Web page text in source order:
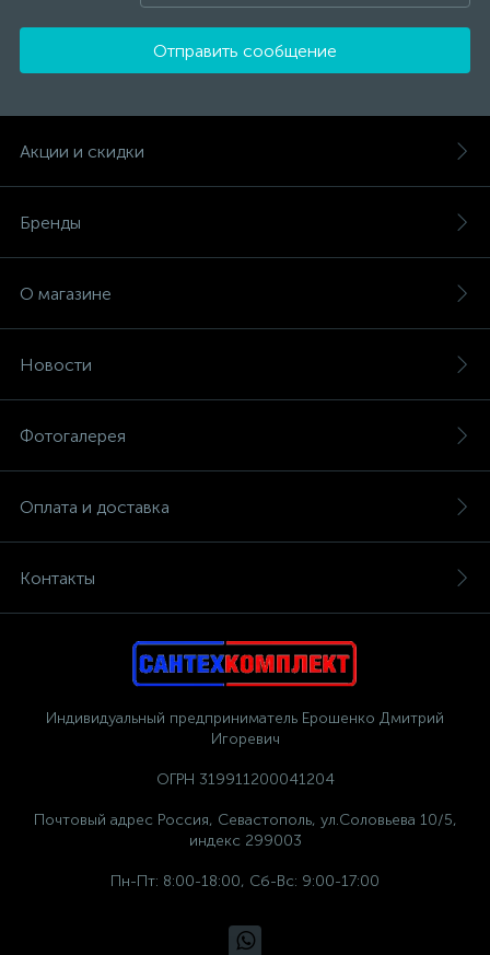
Отправить сообщение
Акции и скидки
Бренды
О магазине
Новости
Фотогалерея
Оплата и доставка
Контакты
Индивидуальный предприниматель Ерошенко Дмитрий
Игоревич
ОГРН 319911200041204
Почтовый адрес Россия, Севастополь, ул.Соловьева 10/5,
индекс 299003
Пн-Пт: 8:00-18:00, Сб-Вс: 9:00-17:00